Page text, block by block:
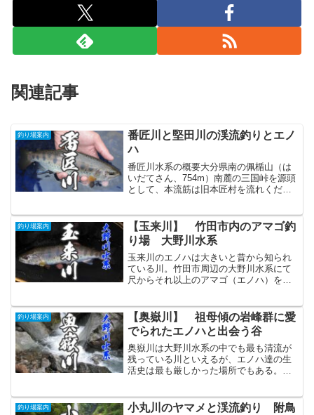
関連記事
釣り場案内
番匠川と堅田川の渓流釣りとエノ
ハ
番匠川水系の概要大分県南の佩楯山（は
いだてさん、754m）南麓の三国峠を源頭
として、本流筋は旧本匠村を流れくだり
から流れる堅田川とは河口にて合流し佐
伯湾へと注ぐ一級河川...
釣り場案内
【玉来川】 竹田市内のアマゴ釣
り場 大野川水系
玉来川のエノハは大きいと昔から知られ
ている川。竹田市周辺の大野川水系にて
尺からそれ以上のアマゴ（エノハ）を狙
開拓して大物を狙ってほしい川だ。
釣り場案内
【奥嶽川】 祖母傾の岩峰群に愛
でられたエノハと出会う谷
奥嶽川は大野川水系の中でも最も清流が
残っている川といえるが、エノハ達の生
活史は最も厳しかった場所でもある。上
らしをしておこう。
釣り場案内
小丸川のヤマメと渓流釣り 附鳥